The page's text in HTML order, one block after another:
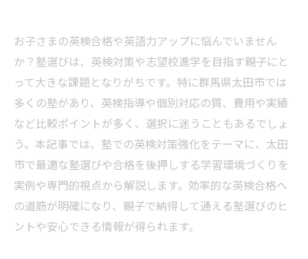
お子さまの英検合格や英語力アップに悩んでいません
か？塾選びは、英検対策や志望校進学を目指す親子にと
って大きな課題となりがちです。特に群馬県太田市では
多くの塾があり、英検指導や個別対応の質、費用や実績
など比較ポイントが多く、選択に迷うこともあるでしょ
う。本記事では、塾での英検対策強化をテーマに、太田
市で最適な塾選びや合格を後押しする学習環境づくりを
実例や専門的視点から解説します。効率的な英検合格へ
の道筋が明確になり、親子で納得して通える塾選びのヒ
ントや安心できる情報が得られます。